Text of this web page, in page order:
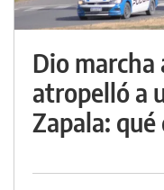
Dio
atropelló a
Zapala: qué